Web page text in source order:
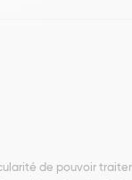
de pouvoir